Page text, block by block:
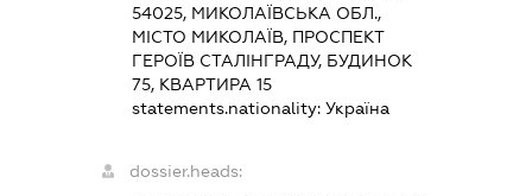
54025, МИКОЛАЇВСЬКА ОБЛ.,
МІСТО МИКОЛАЇВ, ПРОСПЕКТ
ГЕРОЇВ СТАЛІНГРАДУ, БУДИНОК
75, КВАРТИРА 15
statements.nationality:Україна
dossier.heads: